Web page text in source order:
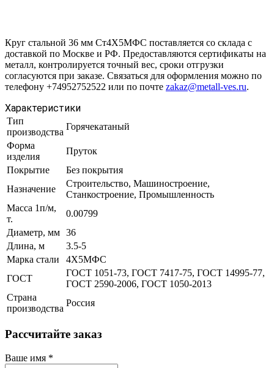
Круг стальной 36 мм Ст4Х5МФС поставляется со склада с
доставкой по Москве и РФ. Предоставляются сертификаты на
металл, контролируется точный вес, сроки отгрузки
согласуются при заказе. Связаться для оформления можно по
телефону +74952752522 или по почте zakaz@metall-ves.ru.
Характеристики
Тип
производства
Горячекатаный
Форма
изделия
Пруток
Покрытие
Без покрытия
Назначение
Строительство, Машиностроение,
Станкостроение, Промышленность
Масса 1п/м,
т.
0.00799
Диаметр, мм 36
Длина, м
3.5-5
Марка стали
4Х5МФС
ГОСТ
ГОСТ 1051-73, ГОСТ 7417-75, ГОСТ 14995-77,
ГОСТ 2590-2006, ГОСТ 1050-2013
Страна
производства
Россия
Рассчитайте заказ
Ваше имя *